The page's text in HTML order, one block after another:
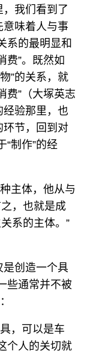
，我们看到了
意味着人与事
系的最明显和
费”。既然如
”的关系，就
费”（大塚英志
经验那里，也
环节，回到对
“制作”的经
主体，他从与
，也就是成
系的主体。”
是创造一个具
些通常并不被
，可以是车
个人的关切就